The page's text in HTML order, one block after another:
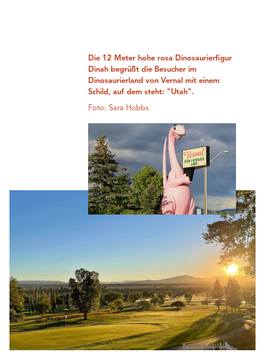
Die 12 Meter hohe rosa Dinosaurierfigur
Dinah begrüßt die Besucher im
Dinosaurierland von Vernal mit einem
Schild, auf dem steht: "Utah".
Foto: Sara Hobbs